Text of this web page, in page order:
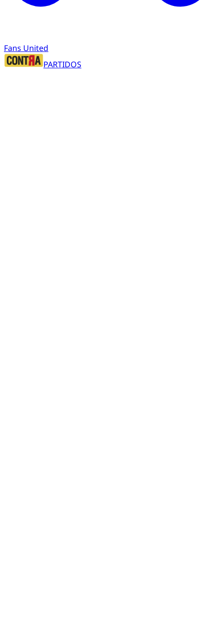
Fans United
PARTIDOS